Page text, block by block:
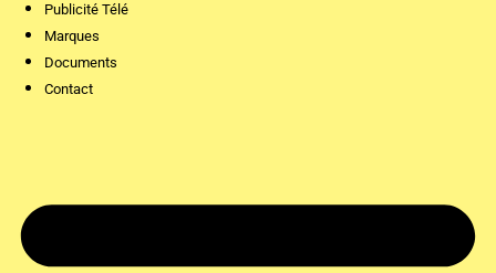
Publicité Télé
Marques
Documents
Contact